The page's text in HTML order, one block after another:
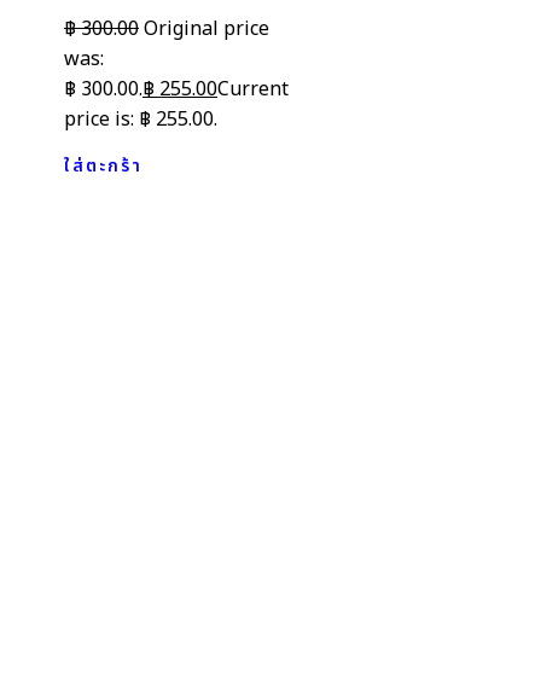
฿300.00Original price
was:
฿ 300.00.฿ 255.00Current
price is: ฿ 255.00.
ใส่ตะกร้า